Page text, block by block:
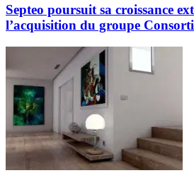
Septeo poursuit sa croissance
l’acquisition du groupe